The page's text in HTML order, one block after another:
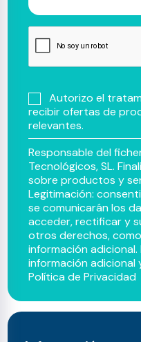
Autorizo el
recibir ofertas de
relevantes.
Responsable del
Tecnológicos, SL.
sobre productos y
Legitimación:
se comunicarán los
acceder, rectificar y
otros derechos,
información
información adicional
Política de Privacidad